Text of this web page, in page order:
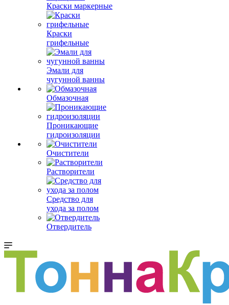
Краски маркерные
Краски
грифельные
Эмали для
чугунной ванны
Обмазочная
Проникающие
гидроизоляции
Очистители
Растворители
Средство для
ухода за полом
Отвердитель